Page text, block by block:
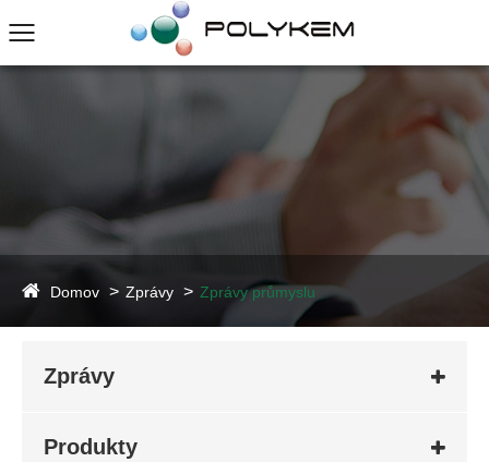
Domov Zprávy Zprávy průmyslu
Zprávy
Produkty